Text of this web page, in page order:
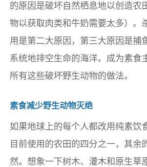
的原因是破坏自然栖息地以创造农
物以获取肉类和牛奶需要太多）。
用是第二大原因，第三大原因是捕
系统地排空生命的海洋。成为素食
所有这些破坏野生动物的做法。
素食减少野生动物灭绝
如果地球上的每个人都改用纯素饮
目前使用的农田的四分之一，其余
然。想象一下树木、灌木和原生草